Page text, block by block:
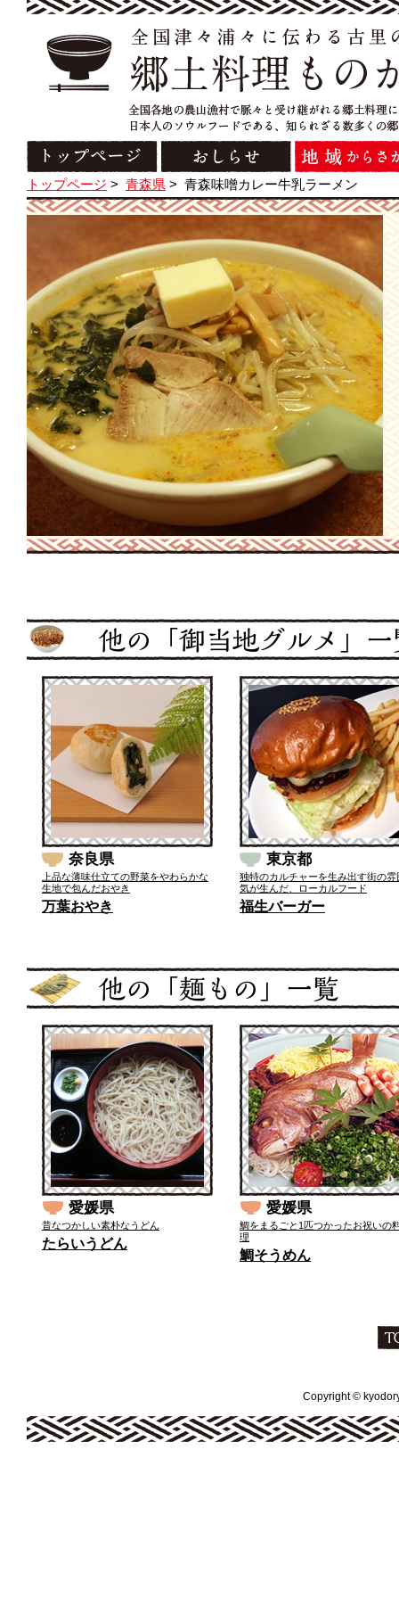
トップページ > 青森県 > 青森味噌カレー牛乳ラーメン
奈良県
上品な薄味仕立ての野菜をやわらかな
生地で包んだおやき
万葉おやき
東京都
独特のカルチャーを生み出す街の雰
気が生んだ、ローカルフード
福生バーガー
愛媛県
昔なつかしい素朴なうどん
たらいうどん
愛媛県
鯛をまるごと1匹つかったお祝いの
理
鯛そうめん
Copyright ©